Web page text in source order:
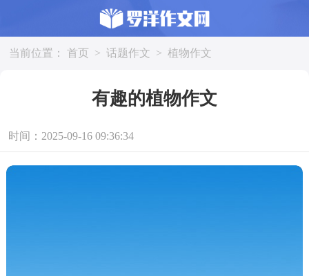
当前位置： 首页 > 话题作文 > 植物作文
有趣的植物作文
时间：2025-09-16 09:36:34